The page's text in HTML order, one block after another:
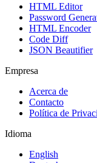
HTML Editor
Password
HTML Encoder
Code Diff
JSON Beautifier
Empresa
Acerca de
Contacto
Política de
Idioma
English